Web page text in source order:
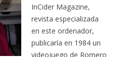
InCider Magazine,
revista especializada
en este ordenador,
publicaría en 1984 un
videojuego de Romero